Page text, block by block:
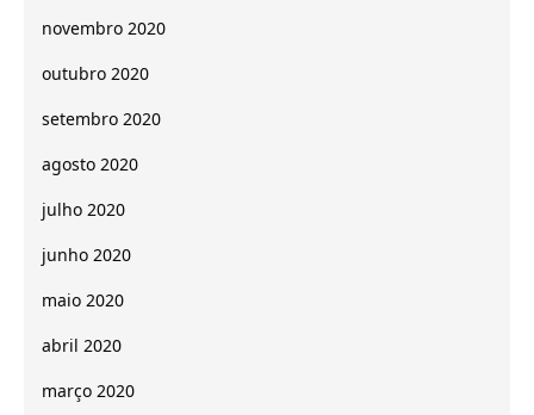
novembro 2020
outubro 2020
setembro 2020
agosto 2020
julho 2020
junho 2020
maio 2020
abril 2020
março 2020